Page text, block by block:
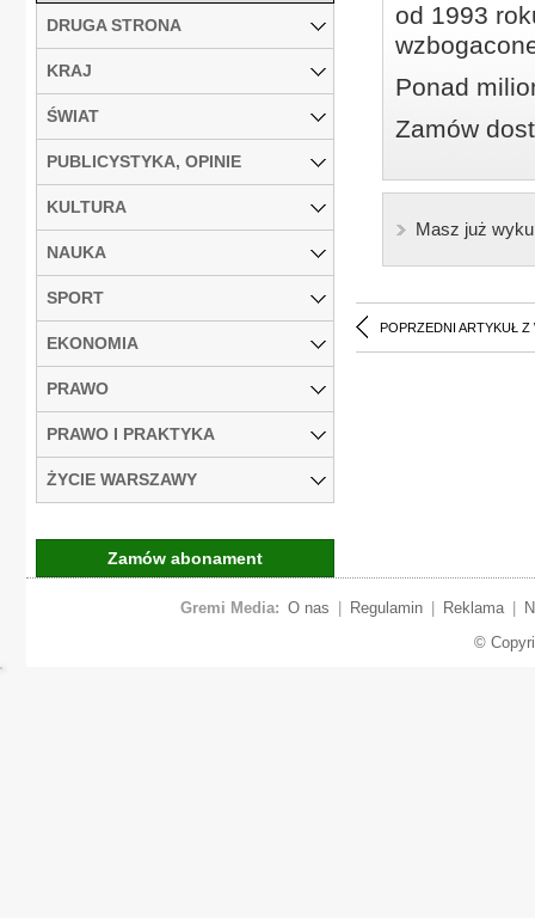
od 1993
Ponad
Zamów
Masz już
POPRZEDNI ARTYKUŁ Z
DRUGA STRONA
KRAJ
ŚWIAT
PUBLICYSTYKA, OPINIE
KULTURA
NAUKA
SPORT
EKONOMIA
PRAWO
PRAWO I PRAKTYKA
ŻYCIE WARSZAWY
Zamów abonament
Gremi Media: O nas Regulamin Reklama
©